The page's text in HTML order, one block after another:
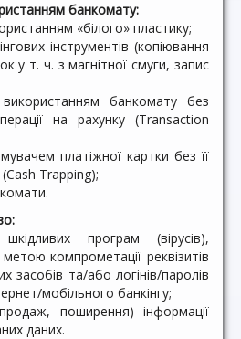
банкомату:
«білого» пластику;
інструментів (копіювання
у т. ч. з магнітної смуги, запис
банкомату без
на рахунку (Transaction
платіжної картки без її
Trapping);
програм (вірусів),
метою компрометації реквізитів
засобів та/або логінів/паролів
мобільного банкінгу;
поширення) інформації
даних.